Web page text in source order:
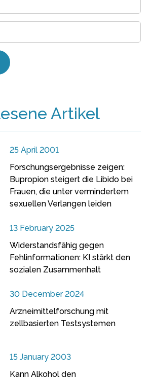
Artikel
25 April 2001
Forschungsergebnisse zeigen:
Bupropion steigert die Libido bei
Frauen, die unter vermindertem
sexuellen Verlangen leiden
13 February 2025
Widerstandsfähig gegen
Fehlinformationen: KI stärkt den
sozialen Zusammenhalt
30 December 2024
Arzneimittelforschung mit
zellbasierten Testsystemen
15 January 2003
Kann Alkohol den